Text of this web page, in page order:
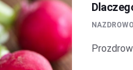
NAZDROWO